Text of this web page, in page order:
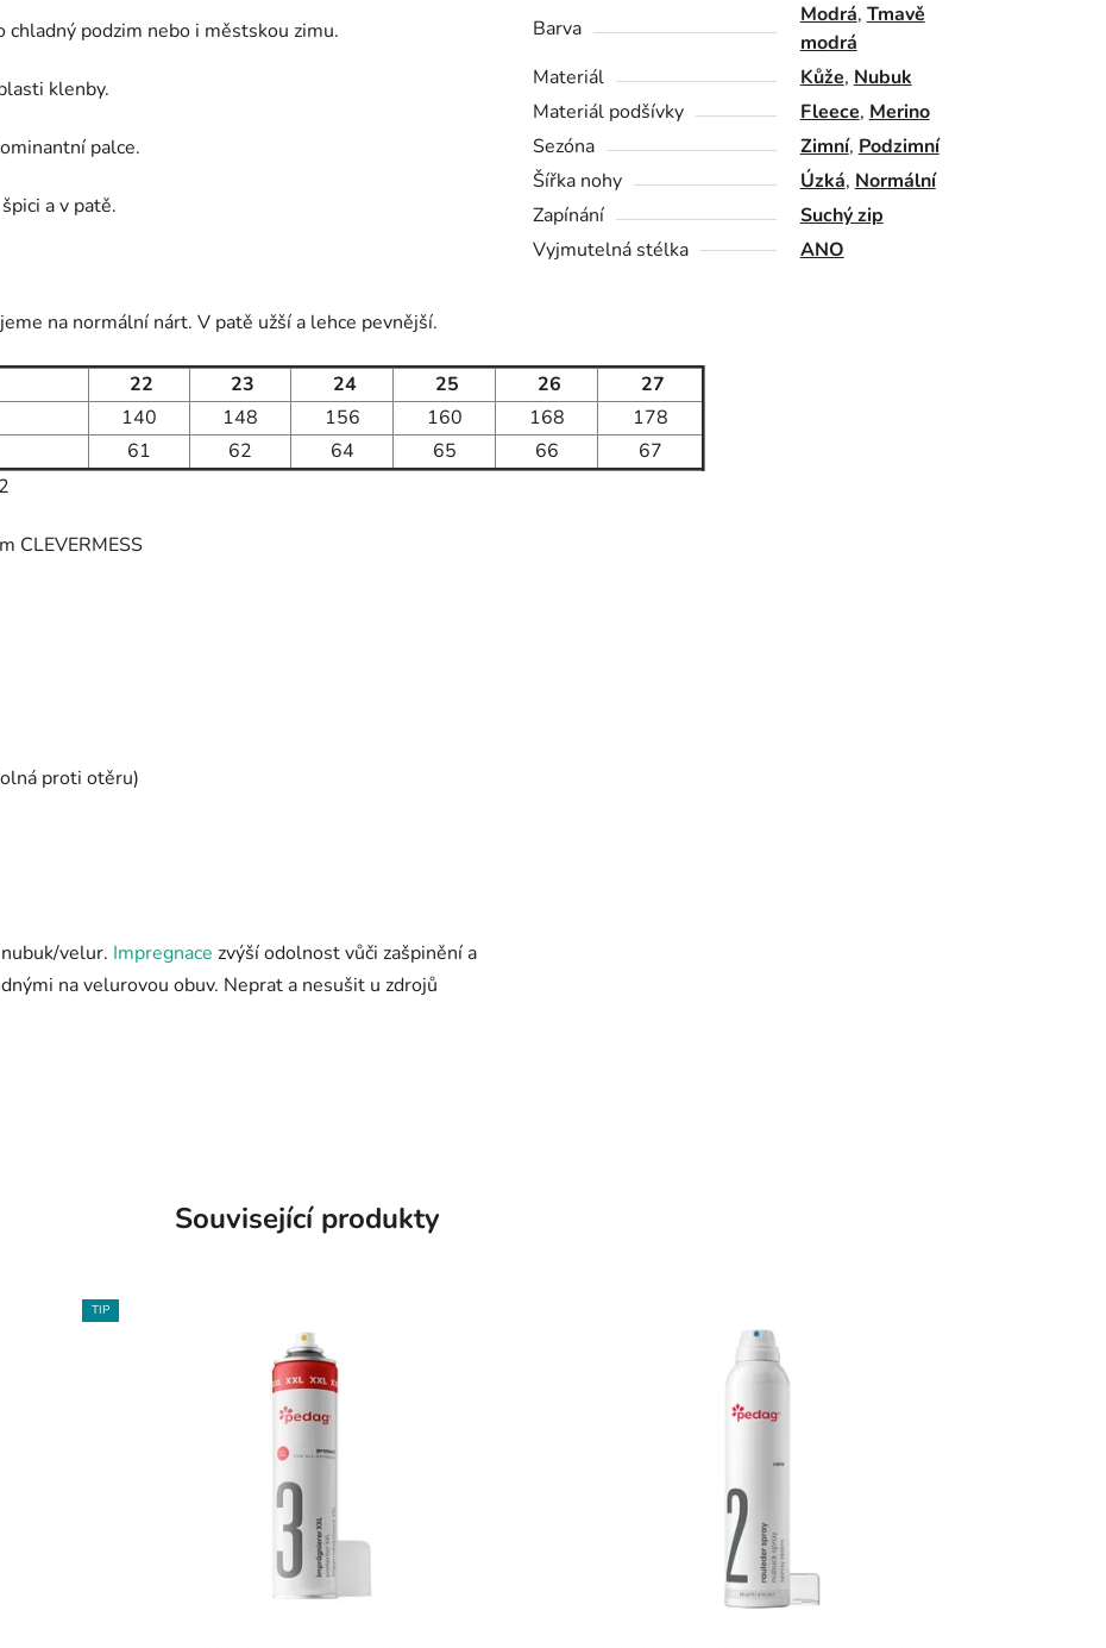
chladný podzim nebo i městskou zimu.
klenby.
palce.
a v patě.
na normální nárt. V patě užší a lehce pevnější.
22 23 24 25 26
27
140 148 156 160 168
178
61 62 64 65 66
67
proti otěru)
velur. Impregnace zvýší odolnost vůči zašpinění a
na velurovou obuv. Neprat a nesušit u zdrojů
Barva
Modrá, Tmavě
modrá
Materiál
Kůže, Nubuk
Materiál podšívky
Fleece, Merino
Sezóna
Zimní, Podzimní
Šířka nohy
Úzká, Normální
Zapínání
Suchý zip
Vyjmutelná stélka
ANO
Související produkty
TIP